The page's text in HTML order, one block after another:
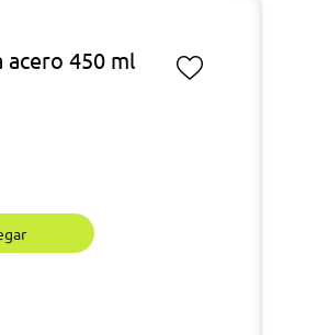
acero 450 ml